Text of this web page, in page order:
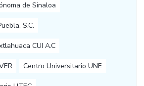
de Sinaloa
S.C.
CUI A.C
Centro Universitario UNE